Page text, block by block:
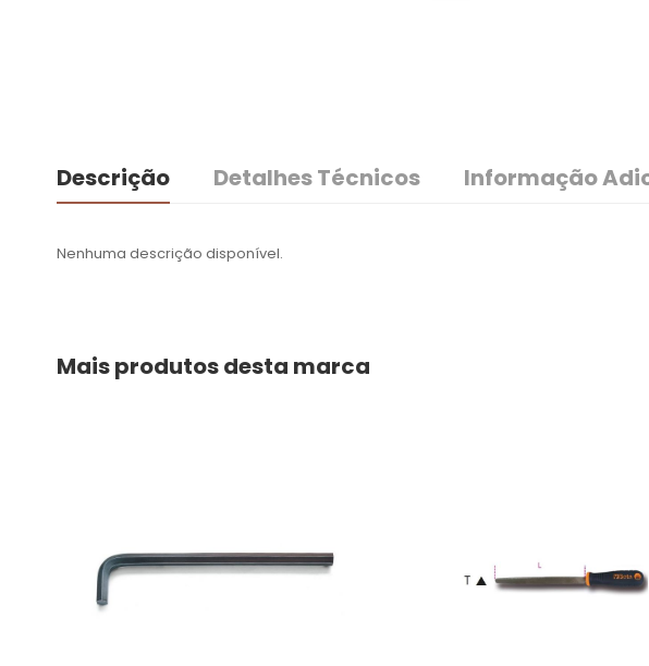
Descrição Detalhes Técnicos Informação
Nenhuma descrição disponível.
Mais produtos desta marca